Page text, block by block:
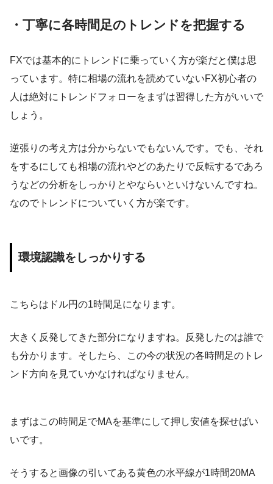
・丁寧に各時間足のトレンドを把握する
FXでは基本的にトレンドに乗っていく方が楽だと僕は思
っています。特に相場の流れを読めていないFX初心者の
人は絶対にトレンドフォローをまずは習得した方がいいで
しょう。
逆張りの考え方は分からないでもないんです。でも、それ
をするにしても相場の流れやどのあたりで反転するであろ
うなどの分析をしっかりとやならいといけないんですね。
なのでトレンドについていく方が楽です。
環境認識をしっかりする
こちらはドル円の1時間足になります。
大きく反発してきた部分になりますね。反発したのは誰で
も分かります。そしたら、この今の状況の各時間足のトレ
ンド方向を見ていかなければなりません。
まずはこの時間足でMAを基準にして押し安値を探せばい
いです。
そうすると画像の引いてある黄色の水平線が1時間20MA